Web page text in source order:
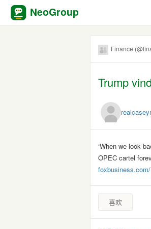
NeoGroup
Finance
Trump
‘When we look
OPEC cartel
喜欢